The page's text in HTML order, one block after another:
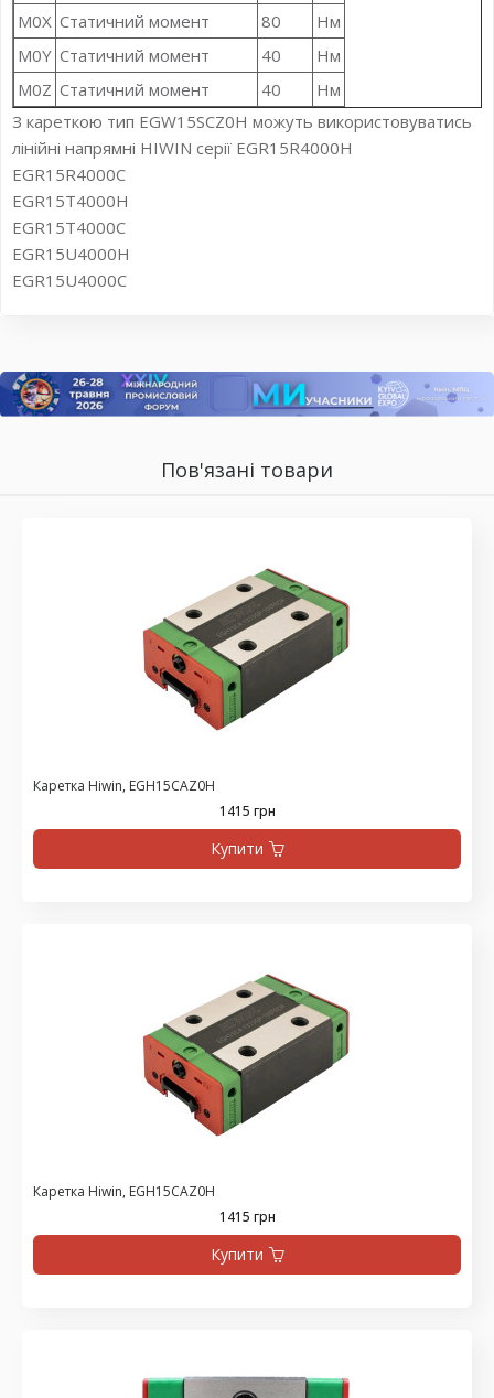
M0X Статичний момент 80
Нм
M0Y Статичний момент 40
Нм
M0Z Статичний момент 40
Нм
З кареткою тип EGW15SCZ0H можуть використовуватись
лінійні напрямні HIWIN серії EGR15R4000H
EGR15R4000C
EGR15T4000H
EGR15T4000C
EGR15U4000H
EGR15U4000C
Пов'язані товари
Каретка Hiwin, EGH15CAZ0H
1415 грн
Купити
Каретка Hiwin, EGH15CAZ0H
1415 грн
Купити